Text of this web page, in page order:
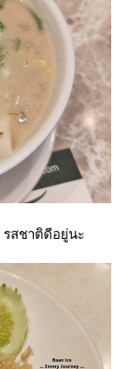
สชาติดีอยู่นะ